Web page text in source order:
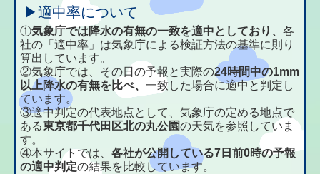
▶適中率について
①気象庁では降水の有無の一致を適中としており、各
社の「適中率」は気象庁による検証方法の基準に則り
算出しています。
②気象庁では、その日の予報と実際の24時間中の1mm
以上降水の有無を比べ、一致した場合に適中と判定し
ています。
③適中判定の代表地点として、気象庁の定める地点で
ある東京都千代田区北の丸公園の天気を参照していま
す。
④本サイトでは、各社が公開している7日前0時の予報
の適中判定の結果を比較しています。